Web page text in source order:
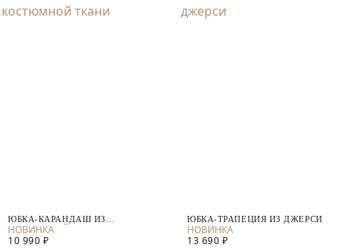
ЮБКА-КАРАНДАШ ИЗ
КОСТЮМНОЙ ТКАНИ
10 990 ₽
ЮБКА-ТРАПЕЦИЯ ИЗ ДЖЕРСИ
13 690 ₽